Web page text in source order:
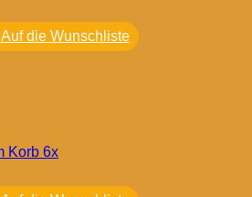
Auf die Wunschliste